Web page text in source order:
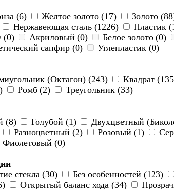
(6) Желтое золото (17) Золото
Нержавеющая сталь (1226) Пластик
(0) Акриловый (0) Белое золото (0)
сапфир (0) Углепластик (0)
(Октагон) (243) Квадрат
Ромб (2) Треугольник (33)
(8) Голубой (1) Двухцветный
Разноцветный (2) Розовый (1)
Фиолетовый (0)
стекла (30)
Без особенностей (123)
Открытый баланс хода (34)